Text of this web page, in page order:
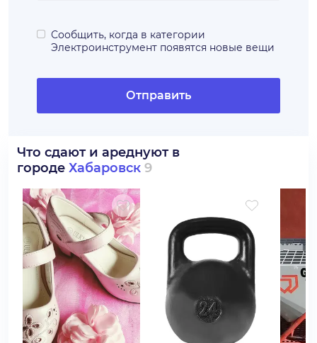
Сообщить, когда в категории
Электроинструмент появятся новые вещи
Отправить
Что сдают и ареднуют в
городе Хабаровск 9